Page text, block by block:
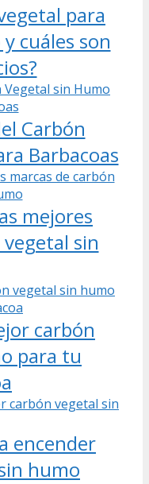
para
cuáles son
Carbón
Barbacoas
mejores
sin
carbón
para tu
encender
humo